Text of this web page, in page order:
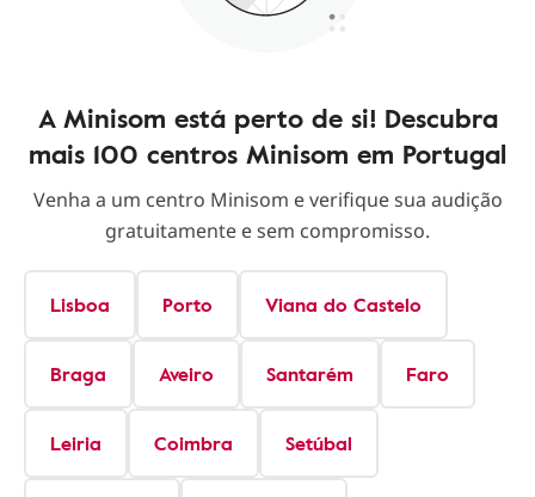
A Minisom está perto de si! Descubra
mais 100 centros Minisom em Portugal
Venha a um centro Minisom e verifique sua audição
gratuitamente e sem compromisso.
Lisboa Porto Viana do Castelo
Braga Aveiro Santarém Faro
Leiria Coimbra Setúbal